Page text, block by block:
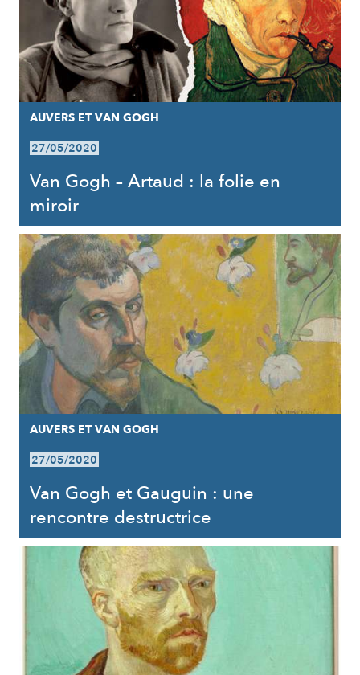
AUVERS ET VAN GOGH
27/05/2020
Van Gogh – Artaud : la folie en
miroir
AUVERS ET VAN GOGH
27/05/2020
Van Gogh et Gauguin : une
rencontre destructrice